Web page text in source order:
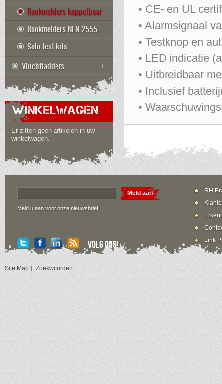
• CE- en UL
• Alarmsignaal
• Testknop en
• LED indicatie
• Uitbreidbaar
• Inclusief
•
Rookmelders koppelbaar
Rookmelders NEN 2555
Solo test kits
Vluchtladders
WINKELWAGEN
Er zitten geen artikelen in uw
winkelwagen.
Meld aan
Meld u aan voor onze nieuwsbrief!
RH
Link
Volg ons!
Site Map Zoekwoorden